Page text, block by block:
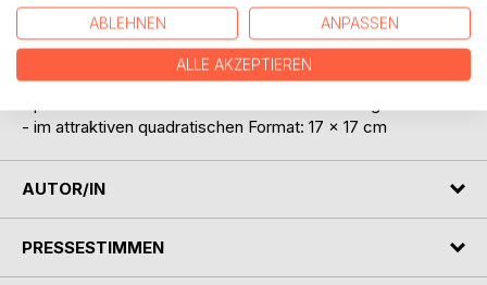
Stark in Glauben & Business: 55 Bibelverse für
Unternehmerinnern & Unternehmer in der Übersicht:
- 55 Bibelverse für den Führungsalltag
- wunderschönes Softcover-Buch mit mattem Finsih
- im attraktiven quadratischen Format: 17 x 17 cm
AUTOR/IN
PRESSESTIMMEN
ABLEHNEN ANPASSEN
ALLE AKZEPTIEREN